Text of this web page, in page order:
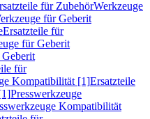
für ZubehörWerkzeuge
für Geberit
Ersatzteile für
für Geberit
für
Kompatibilität [1]Ersatzteile
Presswerkzeuge
Kompatibilität